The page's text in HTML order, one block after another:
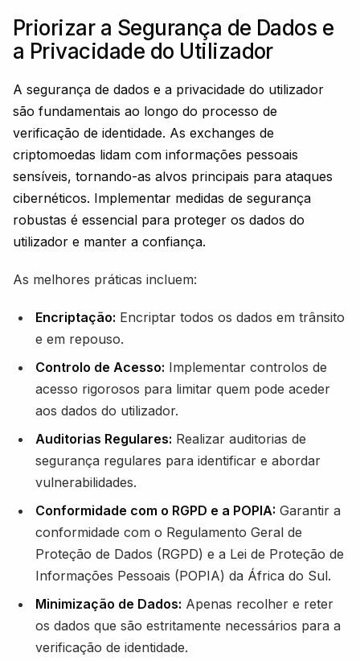
Priorizar a Segurança de Dados e
a Privacidade do Utilizador
A segurança de dados e a privacidade do utilizador
são fundamentais ao longo do processo de
verificação de identidade. As exchanges de
criptomoedas lidam com informações pessoais
sensíveis, tornando-as alvos principais para ataques
cibernéticos. Implementar medidas de segurança
robustas é essencial para proteger os dados do
utilizador e manter a confiança.
As melhores práticas incluem:
Encriptação: Encriptar todos os dados em trânsito
e em repouso.
Controlo de Acesso: Implementar controlos de
acesso rigorosos para limitar quem pode aceder
aos dados do utilizador.
Auditorias Regulares: Realizar auditorias de
segurança regulares para identificar e abordar
vulnerabilidades.
Conformidade com o RGPD e a POPIA: Garantir a
conformidade com o Regulamento Geral de
Proteção de Dados (RGPD) e a Lei de Proteção de
Informações Pessoais (POPIA) da África do Sul.
Minimização de Dados: Apenas recolher e reter
os dados que são estritamente necessários para a
verificação de identidade.